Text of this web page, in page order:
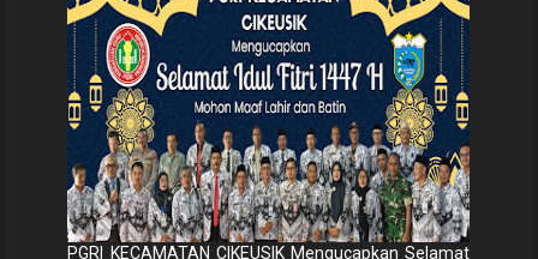
PGRI KECAMATAN CIKEUSIK Mengucapkan Selamat